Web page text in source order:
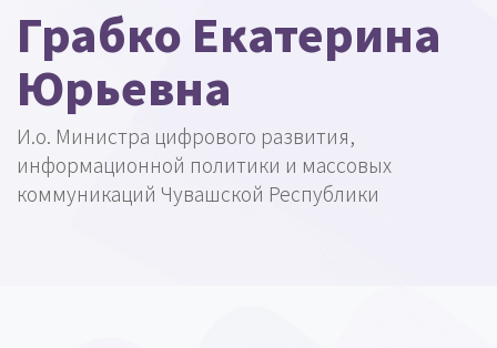
Грабко Екатерина
Юрьевна
И.о. Министра цифрового развития,
информационной политики и массовых
коммуникаций Чувашской Республики